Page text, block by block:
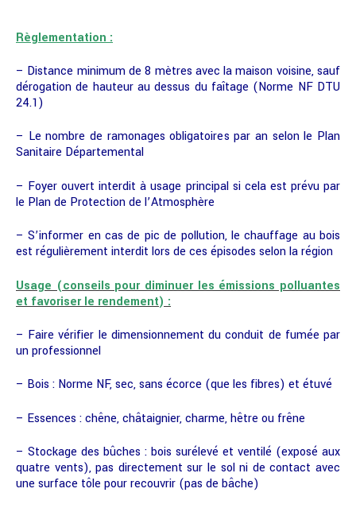
Règlementation :
– Distance minimum de 8 mètres avec la maison voisine, sauf
dérogation de hauteur au dessus du faîtage (Norme NF DTU
24.1)
– Le nombre de ramonages obligatoires par an selon le Plan
Sanitaire Départemental
– Foyer ouvert interdit à usage principal si cela est prévu par
le Plan de Protection de l’Atmosphère
– S’informer en cas de pic de pollution, le chauffage au bois
est régulièrement interdit lors de ces épisodes selon la région
Usage (conseils pour diminuer les émissions polluantes
et favoriser le rendement) :
– Faire vérifier le dimensionnement du conduit de fumée par
un professionnel
– Bois : Norme NF, sec, sans écorce (que les fibres) et étuvé
– Essences : chêne, châtaignier, charme, hêtre ou frêne
– Stockage des bûches : bois surélevé et ventilé (exposé aux
quatre vents), pas directement sur le sol ni de contact avec
une surface tôle pour recouvrir (pas de bâche)